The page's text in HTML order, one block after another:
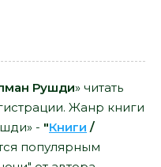
Рушди» читать
Жанр книги
- "Книги /
популярным